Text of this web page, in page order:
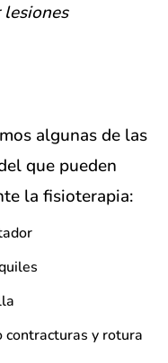
algunas de las
que pueden
la fisioterapia:
contracturas y rotura